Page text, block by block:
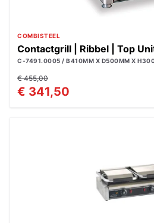
COMBISTEEL
Contactgrill | Ribbel | Top
C-7491.0005 / B410MM X D500MM X
€ 455,00
€ 341,50